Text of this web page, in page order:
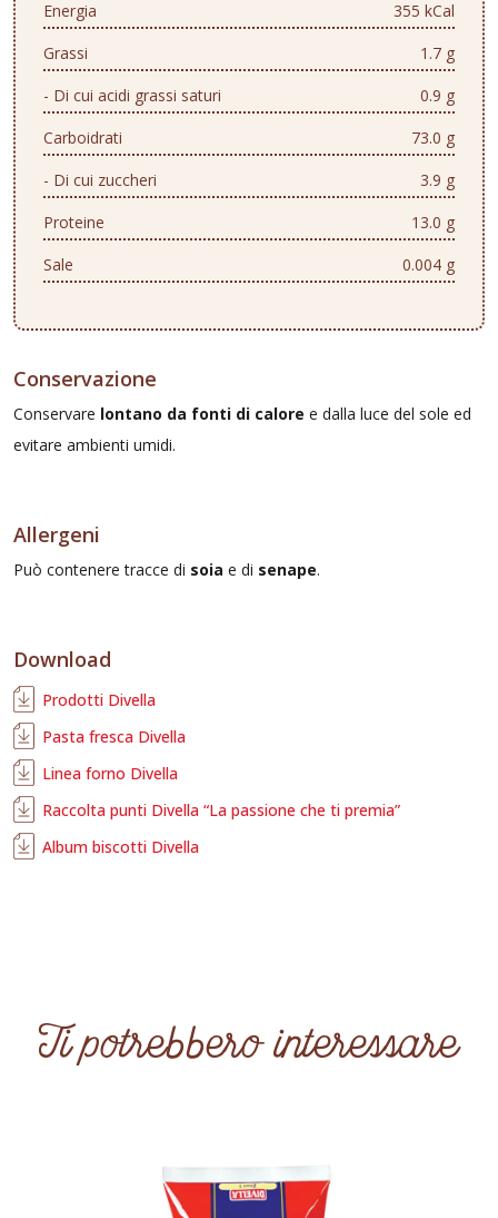
Energia
355 kCal
Grassi
1.7 g
- Di cui acidi grassi saturi
0.9 g
Carboidrati
73.0 g
- Di cui zuccheri
3.9 g
Proteine
13.0 g
Sale
0.004 g
Conservazione
Conservare lontano da fonti di calore e dalla luce del sole ed
evitare ambienti umidi.
Allergeni
Può contenere tracce di soia e di senape.
Download
Prodotti Divella
Pasta fresca Divella
Linea forno Divella
Raccolta punti Divella “La passione che ti premia”
Album biscotti Divella
Ti potrebbero interessare